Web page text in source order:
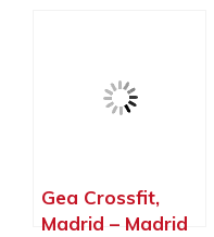
Gea Crossfit,
Madrid – Madrid